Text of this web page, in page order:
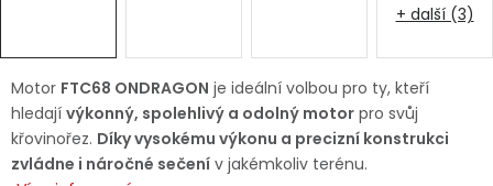
Motor FTC68 ONDRAGON je ideální volbou pro ty, kteří
hledají výkonný, spolehlivý a odolný motor pro svůj
křovinořez. Díky vysokému výkonu a precizní konstrukci
zvládne i náročné sečení v jakémkoliv terénu.
+ další (3)